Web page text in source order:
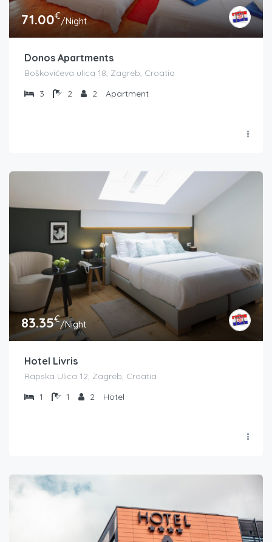
71.00€/Night
Donos Apartments
Boškovićeva ulica 18, Zagreb, Croatia
3
2 2 Apartment
83.35€/Night
Hotel Livris
Rapska Ulica 12, Zagreb, Croatia
1
1 2 Hotel